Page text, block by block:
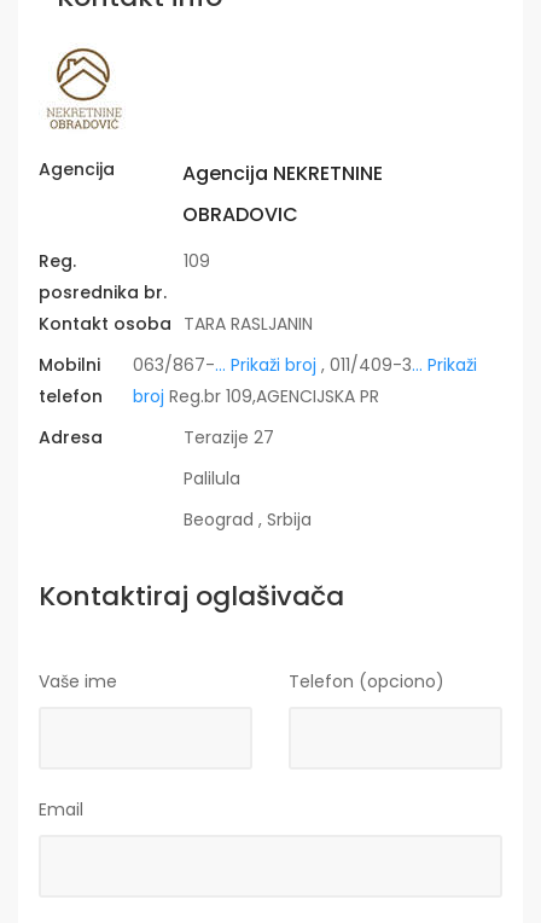
Agencija
Agencija NEKRETNINE
OBRADOVIC
Reg.
posrednika br.
109
Kontakt osoba TARA RASLJANIN
Mobilni
telefon
063/867-... Prikaži broj , 011/409-3... Prikaži
broj Reg.br 109,AGENCIJSKA PR
Adresa
Terazije 27
Palilula
Beograd , Srbija
Kontaktiraj oglašivača
Vaše ime Telefon (opciono)
Email